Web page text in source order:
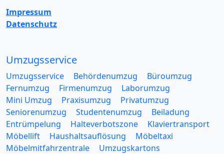
Impressum
Datenschutz
Umzugsservice
Umzugsservice Behördenumzug
Büroumzug
Fernumzug
Firmenumzug
Laborumzug
Mini Umzug
Praxisumzug
Privatumzug
Seniorenumzug
Studentenumzug
Beiladung
Entrümpelung
Halteverbotszone
Klaviertransport
Möbellift
Haushaltsauflösung
Möbeltaxi
Möbelmitfahrzentrale
Umzugskartons